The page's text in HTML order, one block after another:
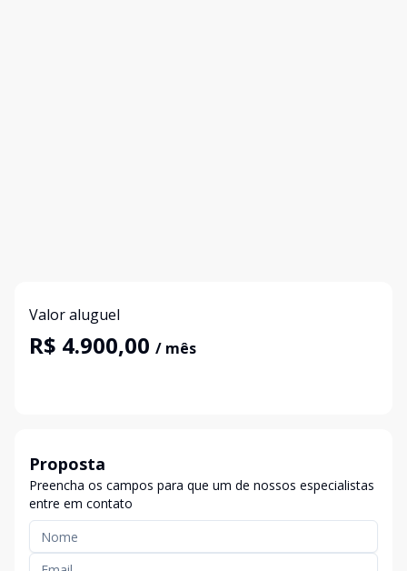
Valor aluguel
R$ 4.900,00 / mês
Proposta
Preencha os campos para que um de nossos especialistas
entre em contato